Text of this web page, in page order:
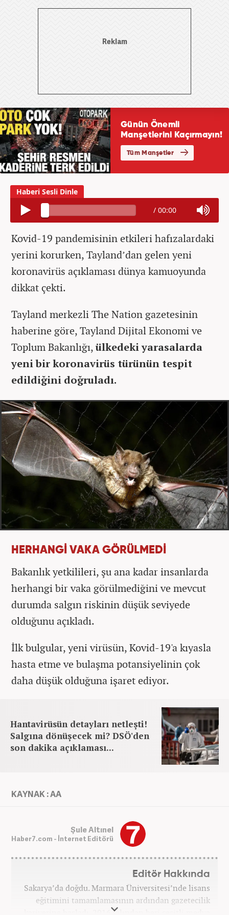
/ 00:00
Kovid-19 pandemisinin etkileri hafızalardaki
yerini korurken, Tayland’dan gelen yeni
koronavirüs açıklaması dünya kamuoyunda
dikkat çekti.
Tayland merkezli The Nation gazetesinin
haberine göre, Tayland Dijital Ekonomi ve
Toplum Bakanlığı,ülkedeki yarasalarda
yeni bir koronavirüs türünün tespit
edildiğini doğruladı.
HERHANGİ VAKA GÖRÜLMEDİ
Bakanlık yetkilileri, şu ana kadar insanlarda
herhangi bir vaka görülmediğini ve mevcut
durumda salgın riskinin düşük seviyede
olduğunu açıkladı.
İlk bulgular, yeni virüsün, Kovid-19'a kıyasla
hasta etme ve bulaşma potansiyelinin çok
daha düşük olduğuna işaret ediyor.
Hantavirüsün detayları netleşti!
Salgına dönüşecek mi? DSÖ'den
son dakika açıklaması...
KAYNAK : AA
Şule Altınel
Haber7.com - İnternet Editörü
Editör Hakkında
Sakarya’da doğdu. Marmara Üniversitesi’nde lisans
eğitimini tamamlamasının ardından gazetecilik
kariyerine başladı. 2016 yılından beri çeşitli medya